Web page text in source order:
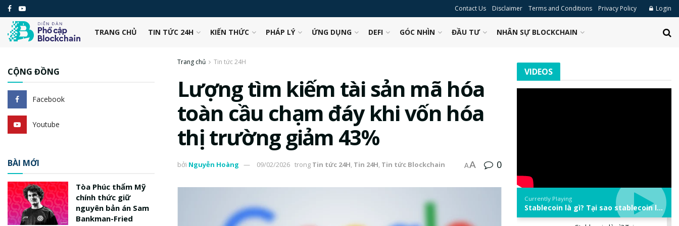
Contact Us Disclaimer Terms and Conditions Privacy Policy Login
TRANG CHỦ TIN TỨC 24H KIẾN THỨC PHÁP LÝ ỨNG DỤNG DEFI GÓC NHÌN ĐẦU TƯ NHÂN SỰ BLOCKCHAIN
Trang chủ Tin tức 24H
Lượng tìm kiếm tài sản mã hóa
toàn cầu chạm đáy khi vốn hóa
thị trường giảm 43%
bởi Nguyễn Hoàng 09/02/2026 trong Tin tức 24H, Tin 24H, Tin tức Blockchain AA 0
CỘNG ĐỒNG
Facebook
Youtube
BÀI MỚI
Tòa Phúc thẩm Mỹ
chính thức giữ
nguyên bản án Sam
Bankman-Fried
VIDEOS
Currently Playing
Stablecoin là gì? Tại sao stablecoin lại quan trọng trong thị trường crypto? | Phổ cập Blockchain